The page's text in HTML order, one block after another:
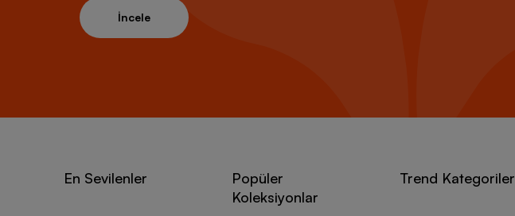
İncele
En Sevilenler
Popüler
Koleksiyonlar
Trend Kategoriler